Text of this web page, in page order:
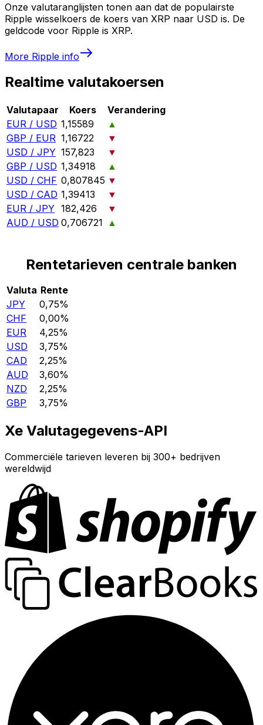
Onze valutaranglijsten tonen aan dat de populairste
Ripple wisselkoers de koers van XRP naar USD is. De
geldcode voor Ripple is XRP.
More Ripple info
Realtime valutakoersen
Valutapaar Koers
Verandering
EUR / USD 1,15589
▲
GBP / EUR 1,16722
▼
USD / JPY 157,823
▼
GBP / USD 1,34918
▲
USD / CHF 0,807845 ▼
USD / CAD 1,39413
▼
EUR / JPY 182,426
▼
AUD / USD 0,706721 ▲
Rentetarieven centrale banken
Valuta Rente
JPY
0,75%
CHF
0,00%
EUR
4,25%
USD
3,75%
CAD
2,25%
AUD
3,60%
NZD
2,25%
GBP
3,75%
Xe Valutagegevens-API
Commerciële tarieven leveren bij 300+ bedrijven
wereldwijd